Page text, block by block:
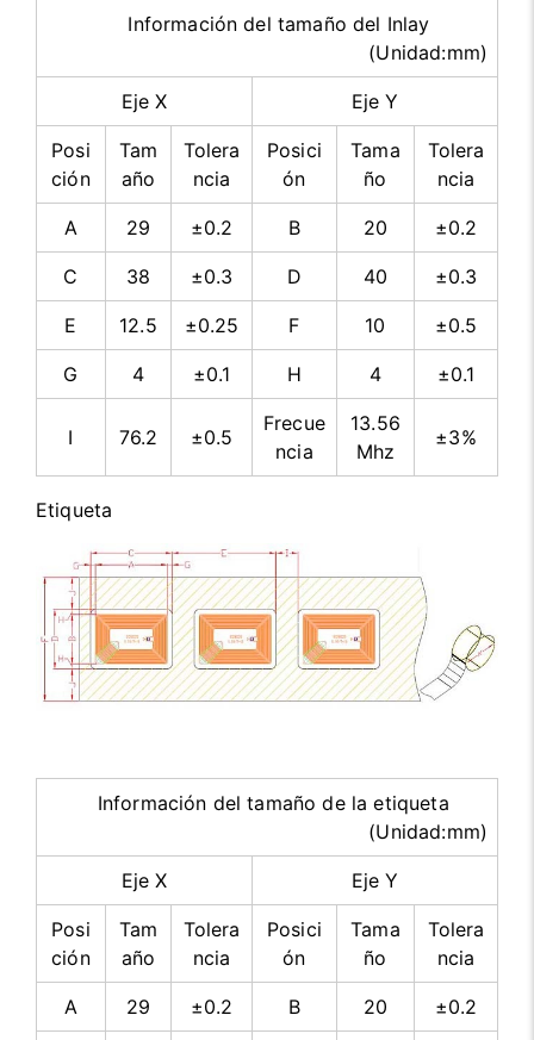
Información del tamaño del Inlay
(Unidad:mm)
Eje X Eje Y
Posi
ción
Tam
año
Tolera
ncia
Posici
ón
Tama
ño
Tolera
ncia
A 29 ±0.2 B 20 ±0.2
C 38 ±0.3 D 40 ±0.3
E 12.5 ±0.25 F 10 ±0.5
G 4 ±0.1 H 4 ±0.1
I 76.2 ±0.5
Frecue
ncia
13.56
Mhz
±3%
Etiqueta
Información del tamaño de la etiqueta
(Unidad:mm)
Eje X Eje Y
Posi
ción
Tam
año
Tolera
ncia
Posici
ón
Tama
ño
Tolera
ncia
A 29 ±0.2 B 20 ±0.2